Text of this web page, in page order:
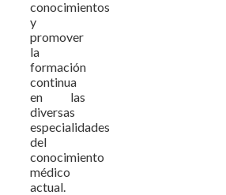
conocimientos
y
promover
la
formación
continua
en las
diversas
especialidades
del
conocimiento
médico
actual.